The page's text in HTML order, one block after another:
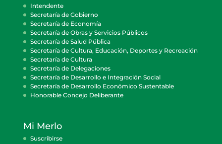
Intendente
Secretaría de Gobierno
Secretaría de Economía
Secretaría de Obras y Servicios Públicos
Secretaría de Salud Pública
Secretaría de Cultura, Educación, Deportes y Recreación
Secretaría de Cultura
Secretaría de Delegaciones
Secretaría de Desarrollo e Integración Social
Secretaría de Desarrollo Económico Sustentable
Honorable Concejo Deliberante
Mi Merlo
Suscribirse